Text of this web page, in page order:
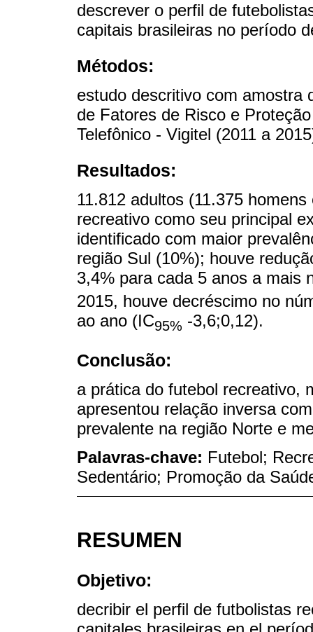
descrever o perfil de
capitais brasileiras no período
Métodos:
estudo descritivo com amostra
de Fatores de Risco e
Telefônico - Vigitel (2011 a
Resultados:
11.812 adultos (11.375
recreativo como seu principal
identificado com maior
região Sul (10%); houve
3,4% para cada 5 anos a mais
2015, houve decréscimo no
ao ano (IC95% -3,6;0,12).
Conclusão:
a prática do futebol recreativo,
apresentou relação inversa
prevalente na região Norte e
Palavras-chave: Futebol;
Sedentário; Promoção da
RESUMEN
Objetivo:
decribir el perfil de futbolistas